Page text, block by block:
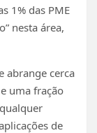
1% das PME
nesta área,
abrange cerca
uma fração
de